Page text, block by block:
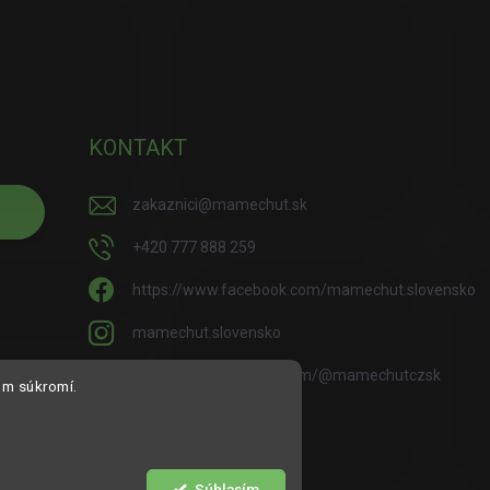
súkromí.
KONTAKT
zakaznici@mamechut.sk
+420 777 888 259
https://www.facebook.com/mamechut.slovensko
mamechut.slovensko
https://www.youtube.com/@mamechutczsk